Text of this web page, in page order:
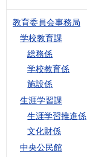
教育委員会事務局
学校教育課
総務係
学校教育係
施設係
生涯学習課
生涯学習推進係
文化財係
中央公民館